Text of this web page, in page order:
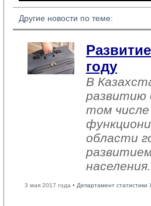
Другие новости по теме:
году
В
развитию
том числе
области
населения.
3 мая 2017 года • Департамент